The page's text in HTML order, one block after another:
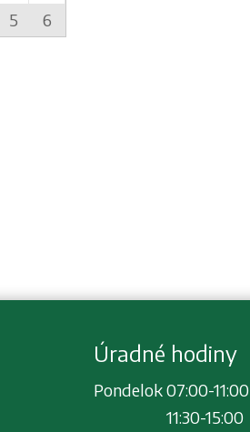
5 6
Úradné hodiny
Pondelok 07:00-11:00
11:30-15:00